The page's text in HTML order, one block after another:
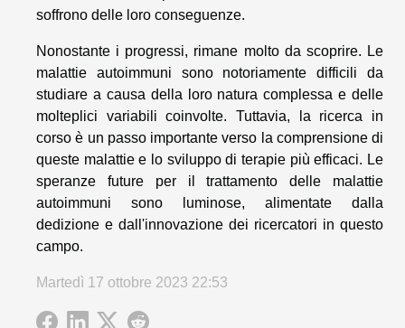
soffrono delle loro conseguenze.
Nonostante i progressi, rimane molto da scoprire. Le
malattie autoimmuni sono notoriamente difficili da
studiare a causa della loro natura complessa e delle
molteplici variabili coinvolte. Tuttavia, la ricerca in
corso è un passo importante verso la comprensione di
queste malattie e lo sviluppo di terapie più efficaci. Le
speranze future per il trattamento delle malattie
autoimmuni sono luminose, alimentate dalla
dedizione e dall'innovazione dei ricercatori in questo
campo.
Martedì 17 ottobre 2023 22:53